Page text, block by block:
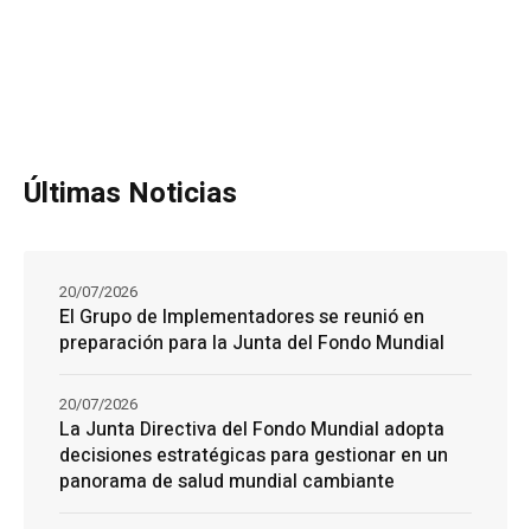
Últimas Noticias
El Grupo de Implementadores se reunió en
preparación para la Junta del Fondo Mundial
20/07/2026
La Junta Directiva del Fondo Mundial adopta
decisiones estratégicas para gestionar en un
panorama de salud mundial cambiante
20/07/2026